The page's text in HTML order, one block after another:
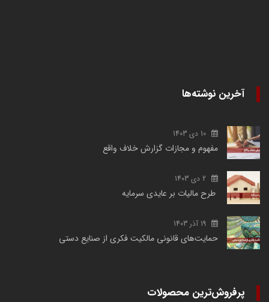
آخرین نوشته‌ها
10 دی 1403
مفهوم و مجازات گزارش خلاف واقع
2 دی 1403
طرح مالیات بر عایدی سرمایه
19 آذر 1403
حمایت‌های قانونی مالکیت فکری از صنایع دستی
پرفروش‌ترین محصولات